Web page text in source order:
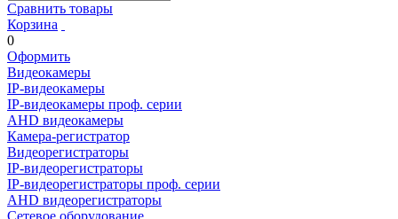
Сравнить товары
Корзина
0
Оформить
Видеокамеры
IP-видеокамеры
IP-видеокамеры проф. серии
AHD видеокамеры
Камера-регистратор
Видеорегистраторы
IP-видеорегистраторы
IP-видеорегистраторы проф. серии
AHD видеорегистраторы
Сетевое оборудование